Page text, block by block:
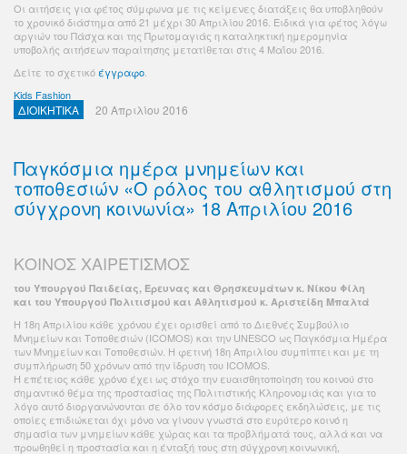
Οι αιτήσεις για φέτος σύμφωνα με τις κείμενες διατάξεις θα υποβληθούν
το χρονικό διάστημα από 21 μέχρι 30 Απριλίου 2016. Ειδικά για φέτος λόγω
αργιών του Πάσχα και της Πρωτομαγιάς η καταληκτική ημερομηνία
υποβολής αιτήσεων παραίτησης μετατίθεται στις 4 Μαΐου 2016.
Δείτε το σχετικόέγγραφο
Kids Fashion
ΔΙΟΙΚΗΤΙΚΑ 20 Απριλίου 2016
Παγκόσμια ημέρα μνημείων και
τοποθεσιών «Ο ρόλος του αθλητισμού στη
σύγχρονη κοινωνία» 18 Απριλίου 2016
ΚΟΙΝΟΣ ΧΑΙΡΕΤΙΣΜΟΣ
του Υπουργού Παιδείας, Έρευνας και Θρησκευμάτων κ. Νίκου Φίλη
και του Υπουργού Πολιτισμού και Αθλητισμού κ. Αριστείδη Μπαλτά
Η 18η Απριλίου κάθε χρόνου έχει ορισθεί από το Διεθνές Συμβούλιο
Μνημείων και Τοποθεσιών (ICOMOS) και την UNESCO ως Παγκόσμια Ημέρα
των Μνημείων και Τοποθεσιών. Η φετινή 18η Απριλίου συμπίπτει και με τη
συμπλήρωση 50 χρόνων από την ίδρυση του ICOMOS.
Η επέτειος κάθε χρόνο έχει ως στόχο την ευαισθητοποίηση του κοινού στο
σημαντικό θέμα της προστασίας της Πολιτιστικής Κληρονομιάς και για το
λόγο αυτό διοργανώνονται σε όλο τον κόσμο διάφορες εκδηλώσεις, με τις
οποίες επιδιώκεται όχι μόνο να γίνουν γνωστά στο ευρύτερο κοινό η
σημασία των μνημείων κάθε χώρας και τα προβλήματά τους, αλλά και να
προωθηθεί η προστασία και η ένταξή τους στη σύγχρονη κοινωνική,